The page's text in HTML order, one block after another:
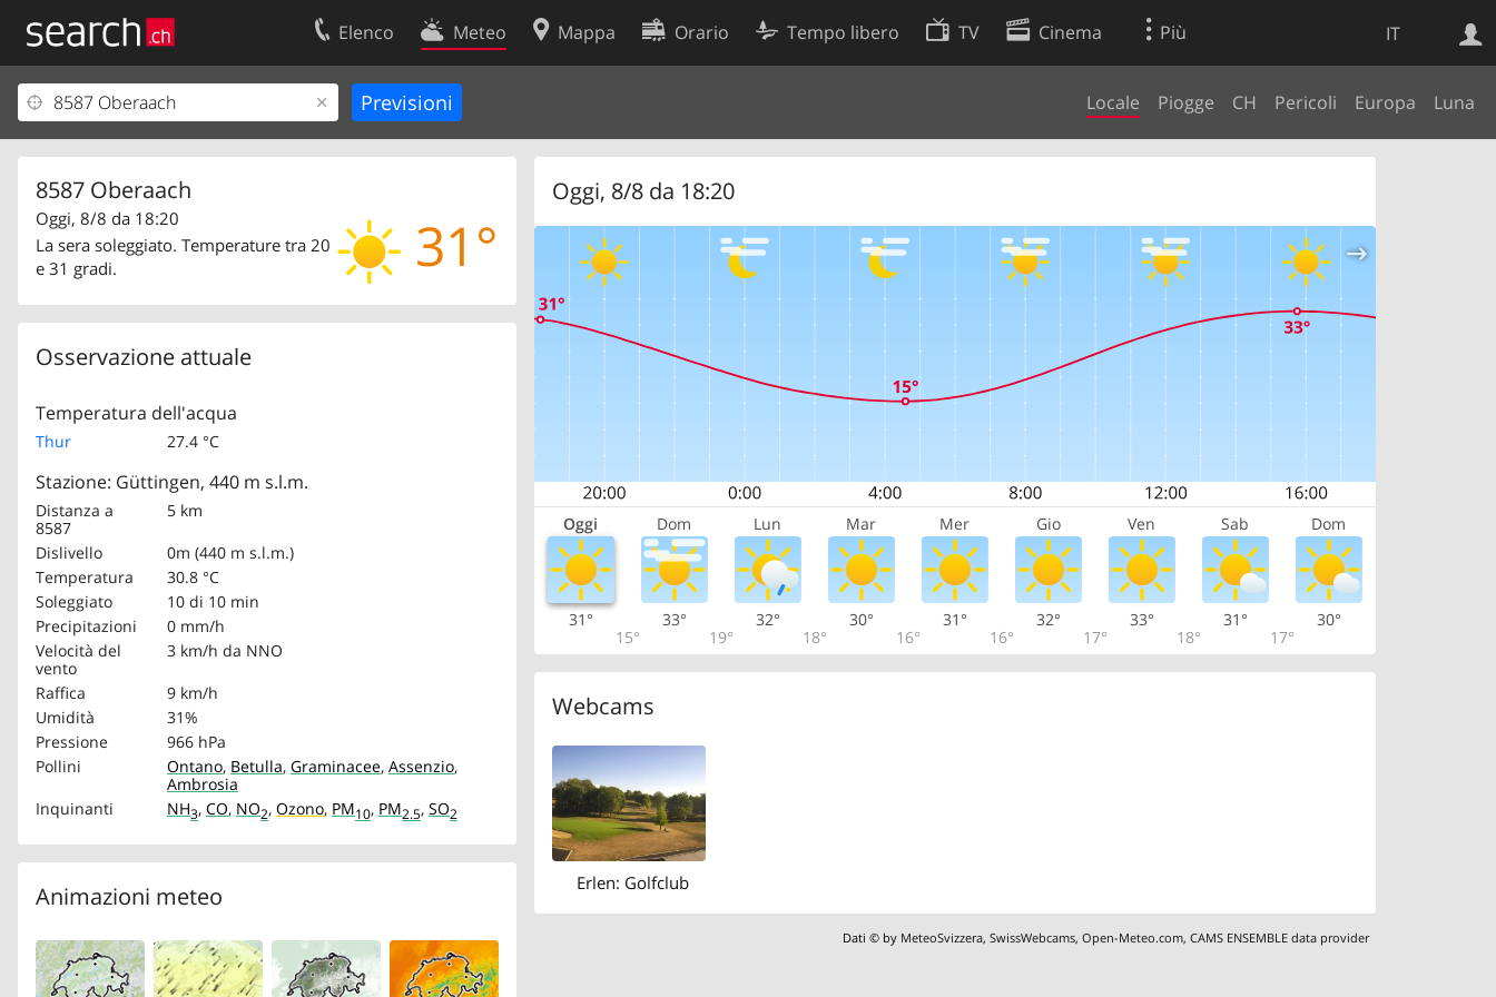
IT
Elenco Meteo Mappa Orario Tempo libero TV Cinema Più
Locale Piogge CH Pericoli Europa Luna
8587 Oberaach
31°
Oggi, 8/8 da 18:20
La sera soleggiato. Temperature tra 20
e 31 gradi.
Osservazione attuale
Temperatura dell'acqua
Thur 27.4 °C
Stazione: Güttingen, 440 m s.l.m.
Distanza a
8587
5 km
Dislivello
0m (440 m s.l.m.)
Temperatura
30.8 °C
Soleggiato
10 di 10 min
Precipitazioni
0 mm/h
Velocità del
vento
3 km/h da NNO
Raffica
9 km/h
Umidità
31%
Pressione
966 hPa
Pollini
Ontano, Betulla, Graminacee, Assenzio,
Ambrosia
Inquinanti
NH3, CO, NO2, Ozono, PM10, PM2.5, SO2
Animazioni meteo
Oggi, 8/8 da 18:20
Oggi Dom Lun Mar Mer Gio Ven Sab Dom
31°
15°
33°
19°
32°
18°
30°
16°
31°
16°
32°
17°
33°
18°
31°
17°
30°
Webcams
Erlen: Golfclub
Dati © by MeteoSvizzera,SwissWebcams,Open-Meteo.com,CAMS ENSEMBLE data provider
Ricerca Web
Il vostro profolio
Area clienti
Informazioni Legali
Contatti
Condizioni d’uso
Preferenze cookie